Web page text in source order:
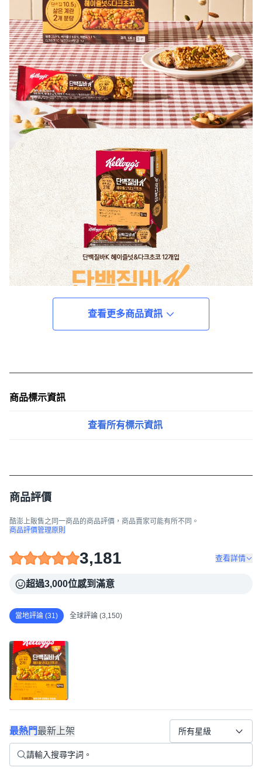
查看更多商品資訊
商品標示資訊
查看所有標示資訊
商品評價
酷澎上販售之同一商品的商品評價，商品賣家可能有所不同。
商品評價管理原則
3,181 查看詳情
超過3,000位感到滿意
當地評論 (31) 全球評論 (3,150)
最熱門最新上架 所有星級